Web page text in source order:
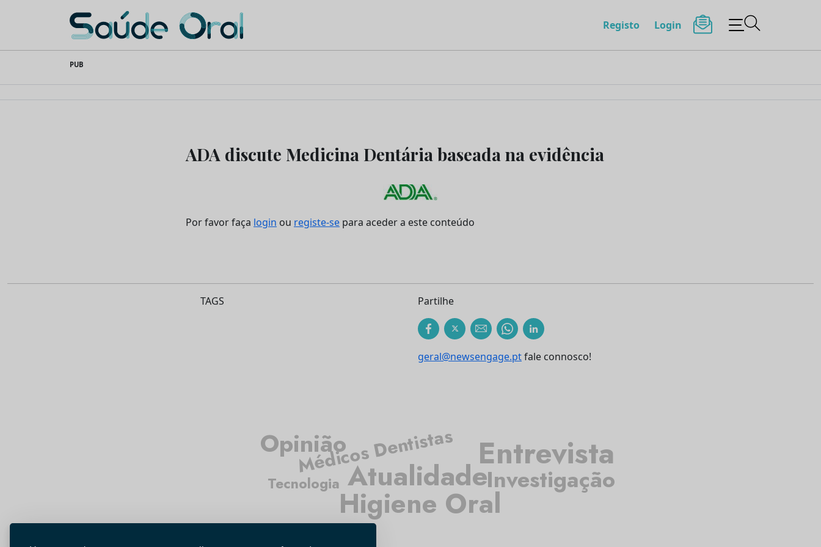
content
Saúde Oral Registo Login
PUB
ADA discute Medicina Dentária baseada na evidência
Por favor faça login ou registe-se para aceder a este conteúdo
TAGS Partilhe
geral@newsengage.ptfale connosco!
Atualidade
Médicos Dentistas
Higiene Oral
Entrevista
Opinião
Tecnologia Investigação